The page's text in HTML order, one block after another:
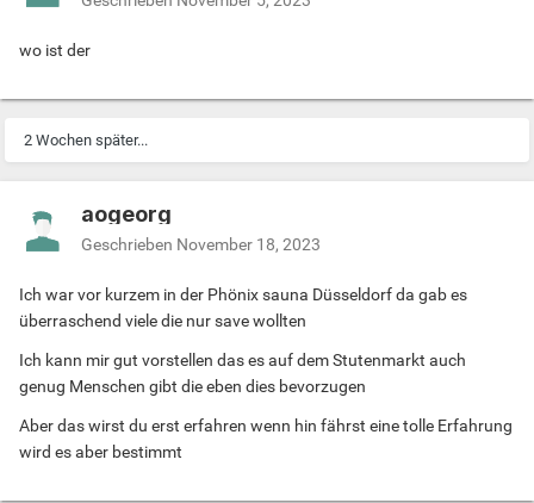
wo ist der
2 Wochen später...
aogeorg
Geschrieben November 18, 2023
Ich war vor kurzem in der Phönix sauna Düsseldorf da gab es
überraschend viele die nur save wollten
Ich kann mir gut vorstellen das es auf dem Stutenmarkt auch
genug Menschen gibt die eben dies bevorzugen
Aber das wirst du erst erfahren wenn hin fährst eine tolle Erfahrung
wird es aber bestimmt